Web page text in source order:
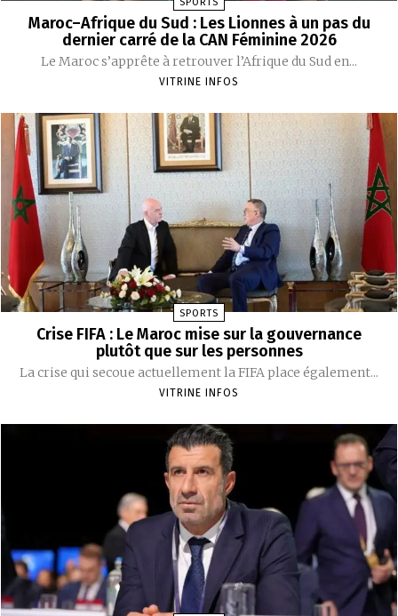
SPORTS
Maroc–Afrique du Sud : Les Lionnes à un pas du
dernier carré de la CAN Féminine 2026
Le Maroc s’apprête à retrouver l’Afrique du Sud en...
VITRINE INFOS
SPORTS
Crise FIFA : Le Maroc mise sur la gouvernance
plutôt que sur les personnes
La crise qui secoue actuellement la FIFA place également...
VITRINE INFOS